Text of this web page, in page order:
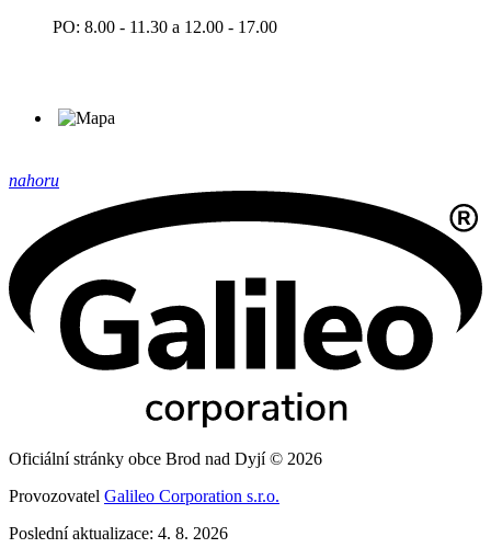
PO: 8.00 - 11.30 a 12.00 - 17.00
nahoru
Oficiální stránky obce Brod nad Dyjí © 2026
Provozovatel Galileo Corporation s.r.o.
Poslední aktualizace: 4. 8. 2026